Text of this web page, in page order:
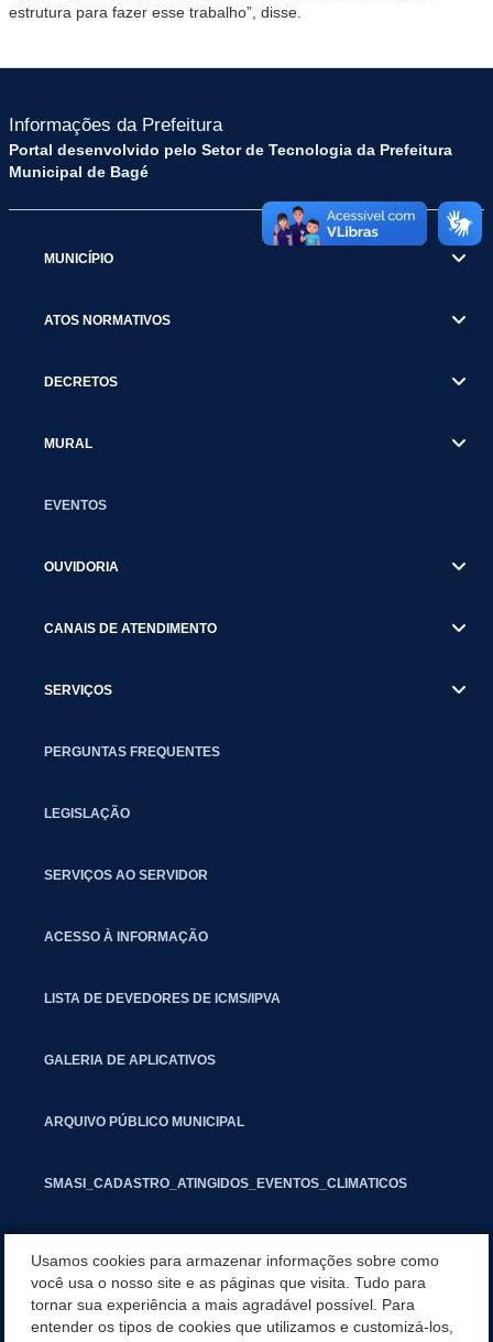
estrutura para fazer esse trabalho”, disse.
Informações da Prefeitura
Portal desenvolvido pelo Setor de Tecnologia da Prefeitura
Municipal de Bagé
MUNICÍPIO
ATOS NORMATIVOS
DECRETOS
MURAL
EVENTOS
OUVIDORIA
CANAIS DE ATENDIMENTO
SERVIÇOS
PERGUNTAS FREQUENTES
LEGISLAÇÃO
SERVIÇOS AO SERVIDOR
ACESSO À INFORMAÇÃO
LISTA DE DEVEDORES DE ICMS/IPVA
GALERIA DE APLICATIVOS
ARQUIVO PÚBLICO MUNICIPAL
SMASI_CADASTRO_ATINGIDOS_EVENTOS_CLIMATICOS
INFORMATIVO PIT
Usamos cookies para armazenar informações sobre como
você usa o nosso site e as páginas que visita. Tudo para
tornar sua experiência a mais agradável possível. Para
entender os tipos de cookies que utilizamos e customizá-los,